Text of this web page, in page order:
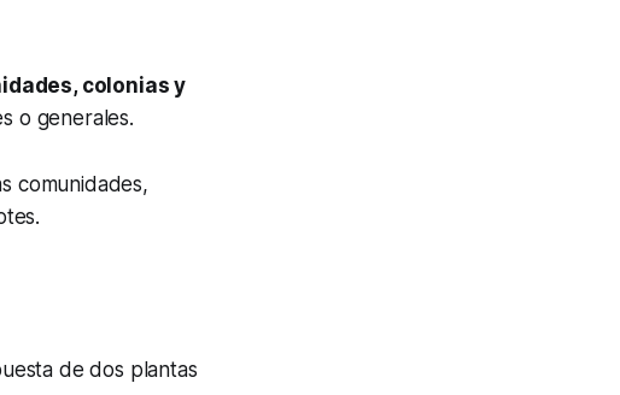
colonias y
o generales.
comunidades,
de dos plantas